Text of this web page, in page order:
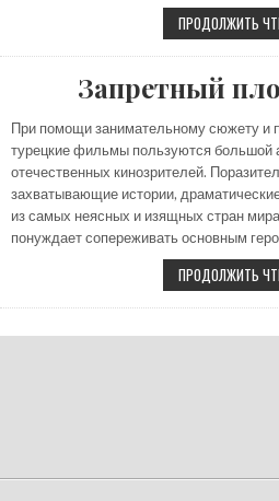
ПРОДОЛЖИТЬ
Запретный
При помощи занимательному сюжету и
турецкие фильмы пользуются большой
отечественных кинозрителей.
захватывающие истории,
из самых неясных и изящных стран
понуждает сопереживать основным
ПРОДОЛЖИТЬ